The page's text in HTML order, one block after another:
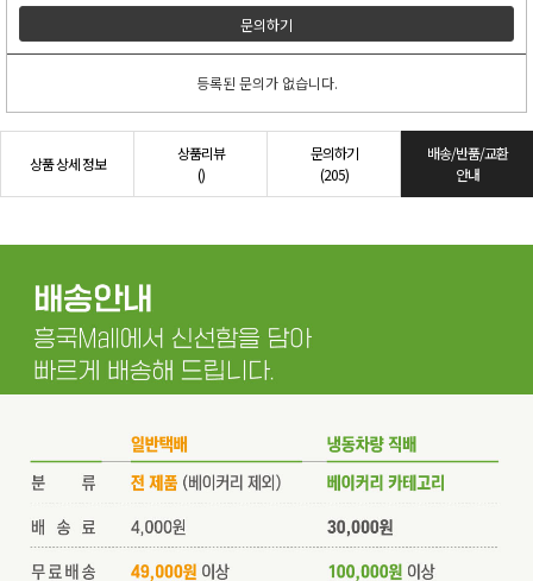
문의하기
등록된 문의가 없습니다.
상품 상세 정보
상품리뷰
()
문의하기
(205)
배송/반품/교환
안내